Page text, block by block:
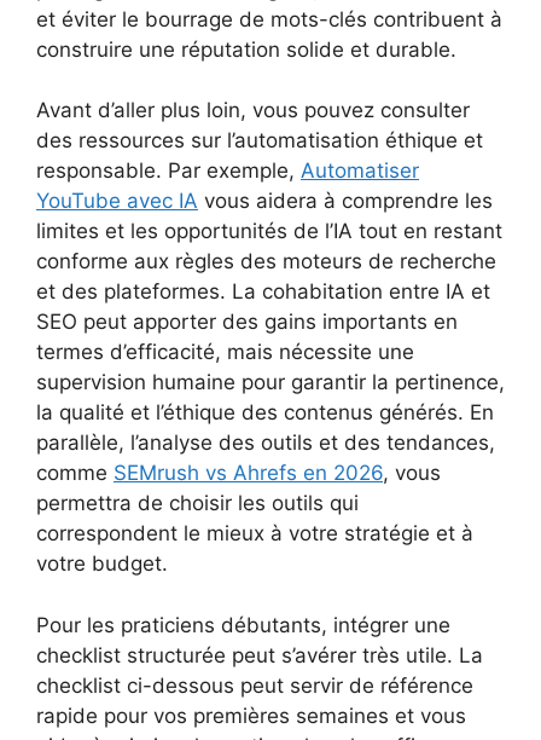
et éviter le bourrage de mots-clés contribuent à
construire une réputation solide et durable.
Avant d’aller plus loin, vous pouvez consulter
des ressources sur l’automatisation éthique et
responsable. Par exemple, Automatiser
YouTube avec IA vous aidera à comprendre les
limites et les opportunités de l’IA tout en restant
conforme aux règles des moteurs de recherche
et des plateformes. La cohabitation entre IA et
SEO peut apporter des gains importants en
termes d’efficacité, mais nécessite une
supervision humaine pour garantir la pertinence,
la qualité et l’éthique des contenus générés. En
parallèle, l’analyse des outils et des tendances,
comme SEMrush vs Ahrefs en 2026, vous
permettra de choisir les outils qui
correspondent le mieux à votre stratégie et à
votre budget.
Pour les praticiens débutants, intégrer une
checklist structurée peut s’avérer très utile. La
checklist ci-dessous peut servir de référence
rapide pour vos premières semaines et vous